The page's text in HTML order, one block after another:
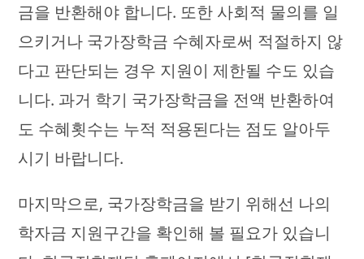
금을 반환해야 합니다. 또한 사회적 물의를 일
으키거나 국가장학금 수혜자로써 적절하지 않
다고 판단되는 경우 지원이 제한될 수도 있습
니다. 과거 학기 국가장학금을 전액 반환하여
도 수혜횟수는 누적 적용된다는 점도 알아두
시기 바랍니다.
마지막으로, 국가장학금을 받기 위해선 나의
학자금 지원구간을 확인해 볼 필요가 있습니